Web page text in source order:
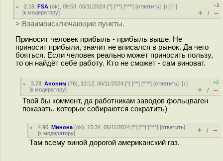
2.18 ,FSA (ok), 09:53, 06/11/2024 [^] [^^] [^^^] [ответить][↓] [↑]
[к модератору]
–2
+ / –
> Взаимоисключающие пункты.
Приносит человек прибыль - прибыль выше. Не
приносит прибыли, значит не вписался в рынок. Да чего
бояться. Если человек реально может приносить пользу,
то он найдёт себе работу. Кто не сможет - сам виноват.
3.78 ,Аноним (76), 13:12, 06/11/2024 [^] [^^] [^^^] [ответить][↓]
[к модератору]
+2
+ / –
Твой бы коммент, да работникам заводов фольцваген
показать, которых собираются сократить)
4.90 ,Минона (ok), 15:34, 06/11/2024 [^] [^^] [^^^] [ответить]
[к модератору] + / –
Там всему виной дорогой американский газ.